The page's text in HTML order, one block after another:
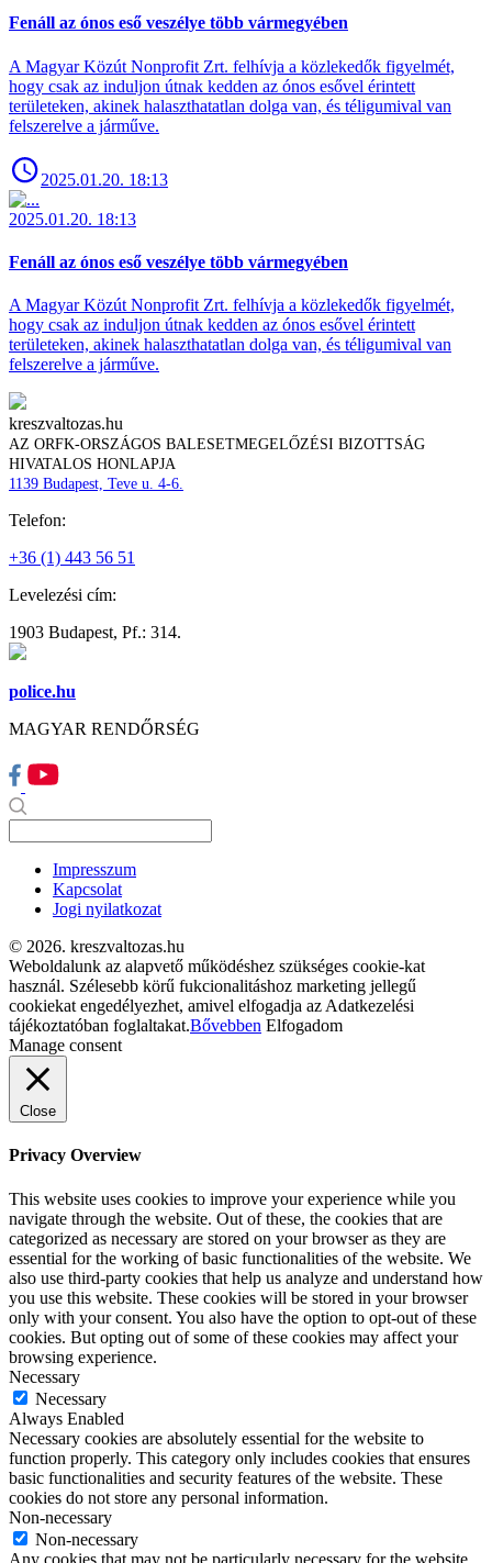
Fenáll az ónos eső veszélye több vármegyében
A Magyar Közút Nonprofit Zrt. felhívja a közlekedők figyelmét,
hogy csak az induljon útnak kedden az ónos esővel érintett
területeken, akinek halaszthatatlan dolga van, és téligumival van
felszerelve a járműve.
2025.01.20. 18:13
2025.01.20. 18:13
Fenáll az ónos eső veszélye több vármegyében
A Magyar Közút Nonprofit Zrt. felhívja a közlekedők figyelmét,
hogy csak az induljon útnak kedden az ónos esővel érintett
területeken, akinek halaszthatatlan dolga van, és téligumival van
felszerelve a járműve.
kreszvaltozas.hu
AZ ORFK-ORSZÁGOS BALESETMEGELŐZÉSI BIZOTTSÁG
HIVATALOS HONLAPJA
1139 Budapest, Teve u. 4-6.
Telefon:
+36 (1) 443 56 51
Levelezési cím:
1903 Budapest, Pf.: 314.
police.hu
MAGYAR RENDŐRSÉG
Impresszum
Kapcsolat
Jogi nyilatkozat
© 2026. kreszvaltozas.hu
Weboldalunk az alapvető működéshez szükséges cookie-kat
használ. Szélesebb körű fukcionalitáshoz marketing jellegű
cookiekat engedélyezhet, amivel elfogadja az Adatkezelési
tájékoztatóban foglaltakat.Bővebben Elfogadom
Manage consent
Close
Privacy Overview
This website uses cookies to improve your experience while you
navigate through the website. Out of these, the cookies that are
categorized as necessary are stored on your browser as they are
essential for the working of basic functionalities of the website. We
also use third-party cookies that help us analyze and understand how
you use this website. These cookies will be stored in your browser
only with your consent. You also have the option to opt-out of these
cookies. But opting out of some of these cookies may affect your
browsing experience.
Necessary
Necessary
Always Enabled
Necessary cookies are absolutely essential for the website to
function properly. This category only includes cookies that ensures
basic functionalities and security features of the website. These
cookies do not store any personal information.
Non-necessary
Non-necessary
Any cookies that may not be particularly necessary for the website